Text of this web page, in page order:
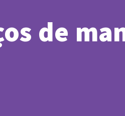
de